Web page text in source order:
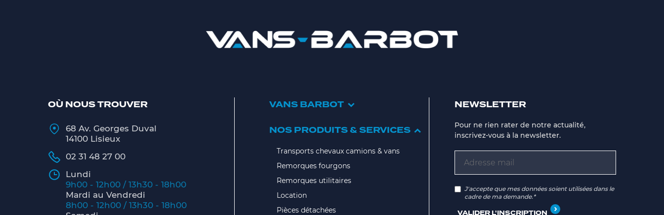
OÙ NOUS TROUVER
68 Av. Georges Duval
14100 Lisieux
02 31 48 27 00
Lundi
9h00 - 12h00 / 13h30 - 18h00
Mardi au Vendredi
8h00 - 12h00 / 13h30 - 18h00
VANS BARBOT
NOS PRODUITS & SERVICES
Transports chevaux camions & vans
Remorques fourgons
Remorques utilitaires
Location
Pièces détachées
NEWSLETTER
Pour ne rien rater de notre actualité,
inscrivez-vous à la newsletter.
J'accepte que mes données soient utilisées dans le
cadre de ma demande.*